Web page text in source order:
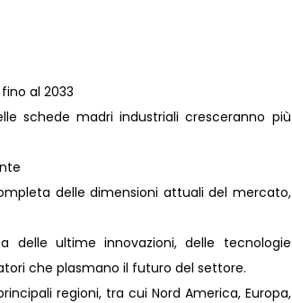
al 2033
schede madri industriali cresceranno più
delle dimensioni attuali del mercato,
delle ultime innovazioni, delle tecnologie
che plasmano il futuro del settore.
regioni, tra cui Nord America, Europa,